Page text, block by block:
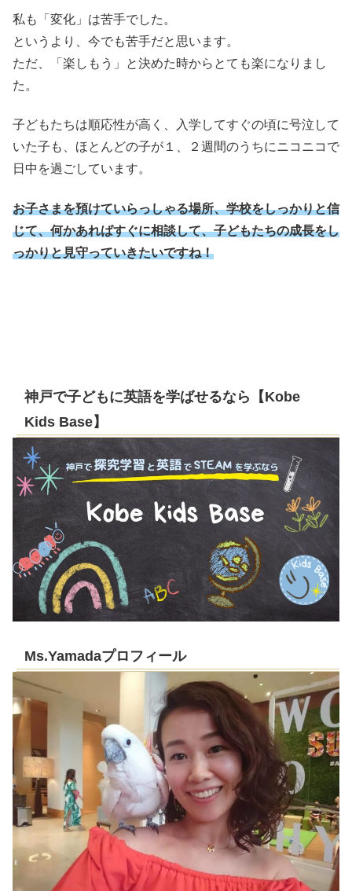
私も「変化」は苦手でした。
というより、今でも苦手だと思います。
ただ、「楽しもう」と決めた時からとても楽になりまし
た。
子どもたちは順応性が高く、入学してすぐの頃に号泣して
いた子も、ほとんどの子が１、２週間のうちにニコニコで
日中を過ごしています。
お子さまを預けていらっしゃる場所、学校をしっかりと信
じて、何かあればすぐに相談して、子どもたちの成長をし
っかりと見守っていきたいですね！
神戸で子どもに英語を学ばせるなら【Kobe
Kids Base】
Ms.Yamadaプロフィール